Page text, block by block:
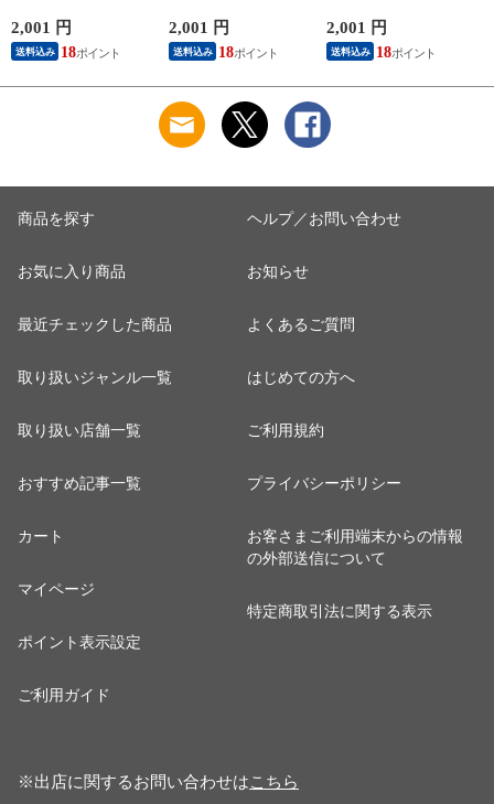
っとり 保湿 ストレ
ッチ ボタニカル タ
ンクトップ 秋冬 お
2,001 円
送料込み 18
り インナーシャツ
パッド付き 春夏 汗
染み 防止 汗 対策 綿
ット工業 S5022B-RT
涼しい 肌着
2,001 円
送料込み 18
り インナーシャツ
パッド付き 春夏 汗
染み 防止 汗 対策 綿
ット工業 S5022B-RT
涼しい 肌着
2,001 円
送料込み 18
商品を探す
お気に入り商品
最近チェックした商品
取り扱いジャンル一覧
取り扱い店舗一覧
おすすめ記事一覧
カート
マイページ
ポイント表示設定
ご利用ガイド
ヘルプ／お問い合わせ
お知らせ
よくあるご質問
はじめての方へ
ご利用規約
プライバシーポリシー
お客さまご利用端末からの情報
の外部送信について
特定商取引法に関する表示
※出店に関するお問い合わせはこちら